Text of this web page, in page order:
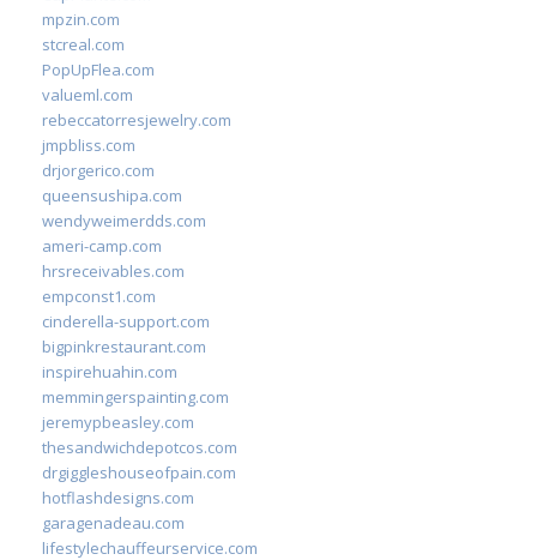
mpzin.com
stcreal.com
PopUpFlea.com
valueml.com
rebeccatorresjewelry.com
jmpbliss.com
drjorgerico.com
queensushipa.com
wendyweimerdds.com
ameri-camp.com
hrsreceivables.com
empconst1.com
cinderella-support.com
bigpinkrestaurant.com
inspirehuahin.com
memmingerspainting.com
jeremypbeasley.com
thesandwichdepotcos.com
drgiggleshouseofpain.com
hotflashdesigns.com
garagenadeau.com
lifestylechauffeurservice.com